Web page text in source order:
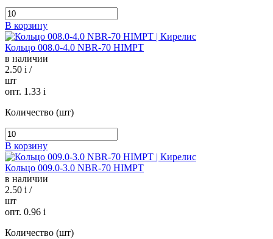
В корзину
Кольцо 008.0-4.0 NBR-70 HIMPT
в наличии
2.50 i /
шт
опт. 1.33 i
Количество (шт)
В корзину
Кольцо 009.0-3.0 NBR-70 HIMPT
в наличии
2.50 i /
шт
опт. 0.96 i
Количество (шт)